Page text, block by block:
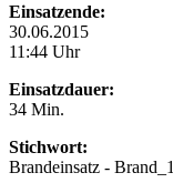
Einsatzende:
30.06.2015
11:44 Uhr
Einsatzdauer:
34 Min.
Stichwort:
Brandeinsatz - Brand_1